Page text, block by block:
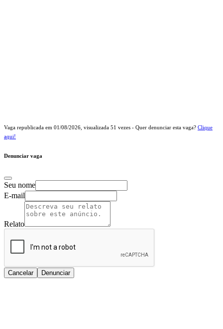
Vaga republicada em 01/08/2026 , visualizada 51 vezes - Quer denunciar esta vaga? Clique
aqui!
Denunciar vaga
Seu nome
E-mail
Relato
Cancelar Denunciar